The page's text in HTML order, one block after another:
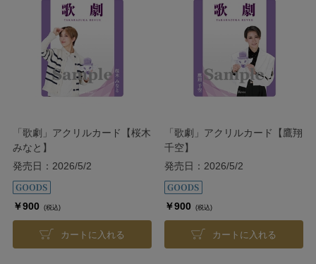
「歌劇」アクリルカード【桜木
みなと】
発売日：2026/5/2
￥900 (税込)
カートに入れる
「歌劇」アクリルカード【鷹翔
千空】
発売日：2026/5/2
￥900 (税込)
カートに入れる